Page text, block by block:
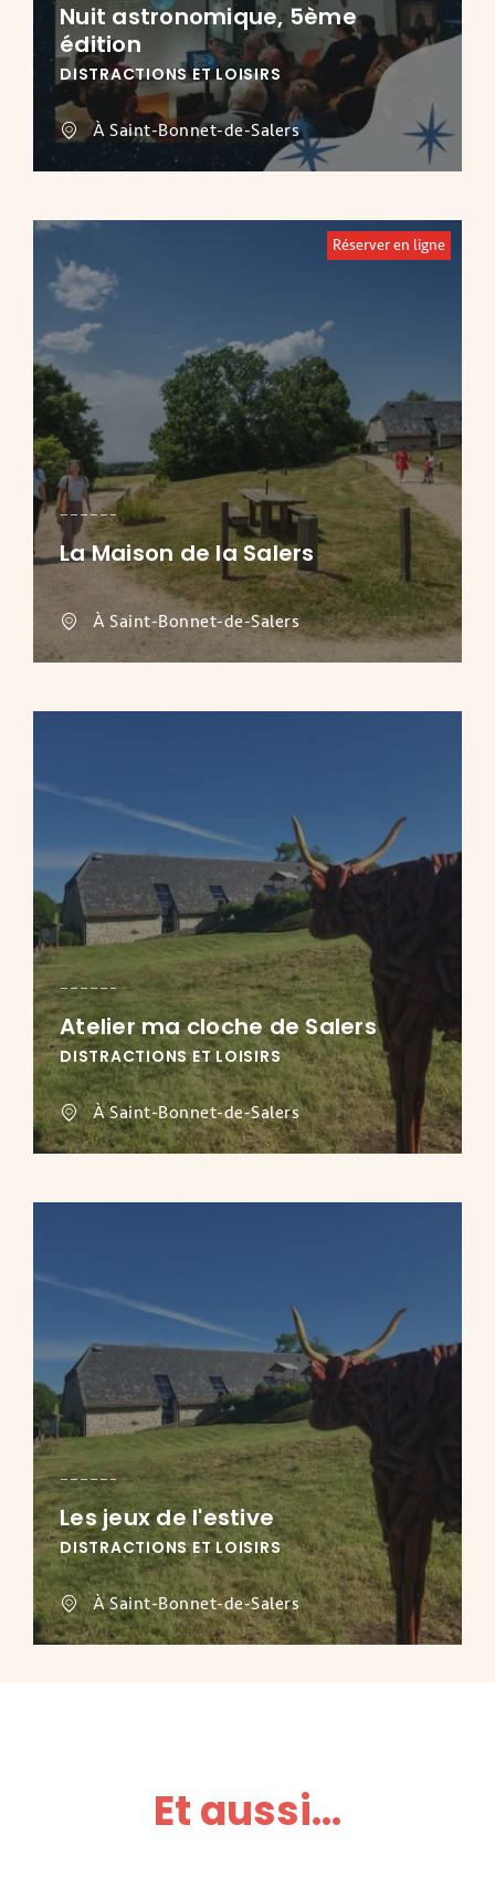
Nuit astronomique, 5ème
édition
DISTRACTIONS ET LOISIRS
À Saint-Bonnet-de-Salers
Réserver en ligne
La Maison de la Salers
À Saint-Bonnet-de-Salers
Atelier ma cloche de Salers
DISTRACTIONS ET LOISIRS
À Saint-Bonnet-de-Salers
Les jeux de l'estive
DISTRACTIONS ET LOISIRS
À Saint-Bonnet-de-Salers
Et aussi...